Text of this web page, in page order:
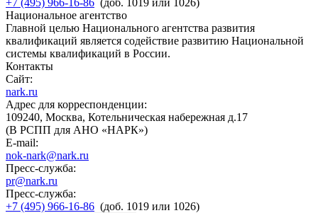
+7 (495) 966-16-86 (доб. 1019 или 1026)
Национальное агентство
Главной целью Национального агентства развития
квалификаций является содействие развитию Национальной
системы квалификаций в России.
Контакты
Сайт:
nark.ru
Адрес для корреспонденции:
109240, Москва, Котельническая набережная д.17
(В РСПП для АНО «НАРК»)
E-mail:
nok-nark@nark.ru
Пресс-служба:
pr@nark.ru
Пресс-служба:
+7 (495) 966-16-86 (доб. 1019 или 1026)